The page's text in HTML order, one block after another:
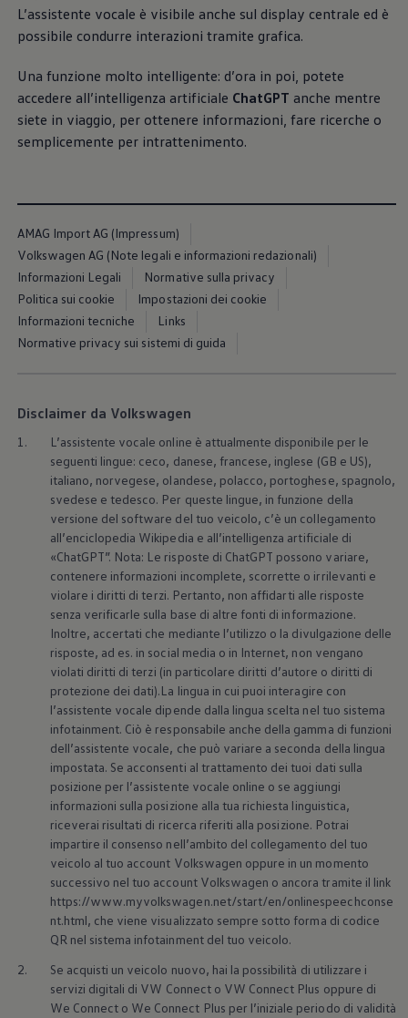
Blog Volkswagen
L’assistente vocale è visibile anche sul display centrale ed è
possibile condurre interazioni tramite grafica.
Una funzione molto intelligente: d’ora in poi, potete
accedere all’intelligenza artificiale ChatGPT anche mentre
siete in viaggio, per ottenere informazioni, fare ricerche o
semplicemente per intrattenimento.
AMAG Import AG (Impressum)
Volkswagen AG (Note legali e informazioni redazionali)
Informazioni Legali
Normative sulla privacy
Politica sui cookie
Impostazioni dei cookie
Informazioni tecniche
Links
Normative privacy sui sistemi di guida
Disclaimer da Volkswagen
1.
L’assistente vocale online è attualmente disponibile per le
seguenti lingue: ceco, danese, francese, inglese (GB e US),
italiano, norvegese, olandese, polacco, portoghese, spagnolo,
svedese e tedesco. Per queste lingue, in funzione della
versione del software del tuo veicolo, c’è un collegamento
all’enciclopedia Wikipedia e all’intelligenza artificiale di
«ChatGPT”. Nota: Le risposte di ChatGPT possono variare,
contenere informazioni incomplete, scorrette o irrilevanti e
violare i diritti di terzi. Pertanto, non affidarti alle risposte
senza verificarle sulla base di altre fonti di informazione.
Inoltre, accertati che mediante l’utilizzo o la divulgazione delle
risposte, ad es. in social media o in Internet, non vengano
violati diritti di terzi (in particolare diritti d’autore o diritti di
protezione dei dati).La lingua in cui puoi interagire con
l’assistente vocale dipende dalla lingua scelta nel tuo sistema
infotainment. Ciò è responsabile anche della gamma di funzioni
dell’assistente vocale, che può variare a seconda della lingua
impostata. Se acconsenti al trattamento dei tuoi dati sulla
posizione per l’assistente vocale online o se aggiungi
informazioni sulla posizione alla tua richiesta linguistica,
riceverai risultati di ricerca riferiti alla posizione. Potrai
impartire il consenso nell’ambito del collegamento del tuo
veicolo al tuo account Volkswagen oppure in un momento
successivo nel tuo account Volkswagen o ancora tramite il link
https://www.myvolkswagen.net/start/en/onlinespeechconse
nt.html, che viene visualizzato sempre sotto forma di codice
QR nel sistema infotainment del tuo veicolo.
2.
Se acquisti un veicolo nuovo, hai la possibilità di utilizzare i
servizi digitali di VW Connect o VW Connect Plus oppure di
We Connect o We Connect Plus per l’iniziale periodo di validità